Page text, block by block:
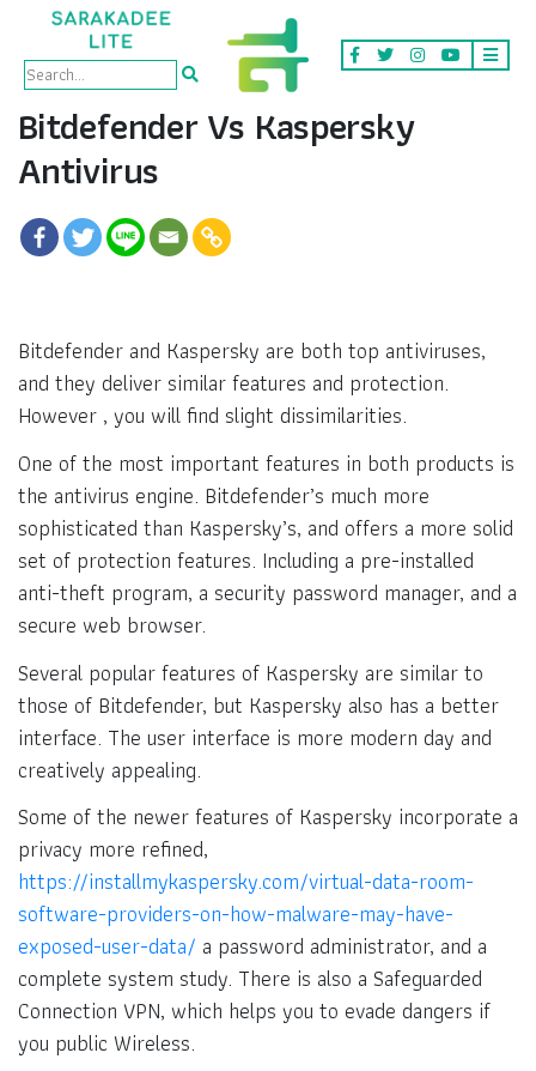
Bitdefender Vs Kaspersky
Antivirus
Bitdefender and Kaspersky are both top antiviruses,
and they deliver similar features and protection.
However , you will find slight dissimilarities.
One of the most important features in both products is
the antivirus engine. Bitdefender’s much more
sophisticated than Kaspersky’s, and offers a more solid
set of protection features. Including a pre-installed
anti-theft program, a security password manager, and a
secure web browser.
Several popular features of Kaspersky are similar to
those of Bitdefender, but Kaspersky also has a better
interface. The user interface is more modern day and
creatively appealing.
Some of the newer features of Kaspersky incorporate a
privacy more refined,
https://installmykaspersky.com/virtual-data-room-
software-providers-on-how-malware-may-have-
exposed-user-data/ a password administrator, and a
complete system study. There is also a Safeguarded
Connection VPN, which helps you to evade dangers if
you public Wireless.